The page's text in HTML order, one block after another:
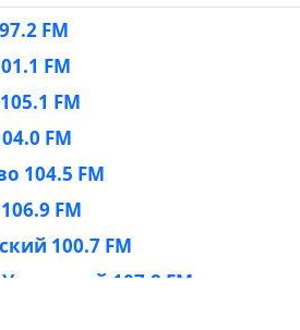
FM
FM
FM
FM
104.5 FM
FM
100.7 FM
107.8 FM